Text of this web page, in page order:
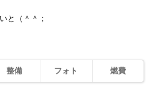
と（＾＾；
整備 フォト 燃費